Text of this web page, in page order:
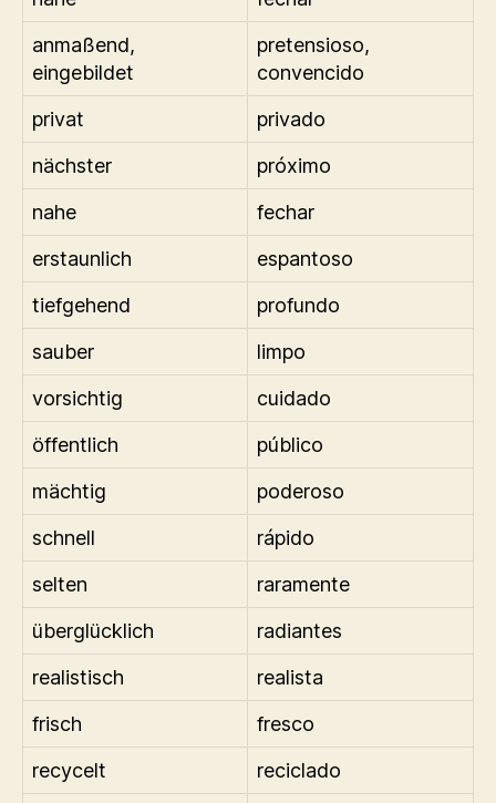
anmaßend,
eingebildet
pretensioso,
convencido
privat
privado
nächster
próximo
nahe
fechar
erstaunlich
espantoso
tiefgehend
profundo
sauber
limpo
vorsichtig
cuidado
öffentlich
público
mächtig
poderoso
schnell
rápido
selten
raramente
überglücklich
radiantes
realistisch
realista
frisch
fresco
recycelt
reciclado